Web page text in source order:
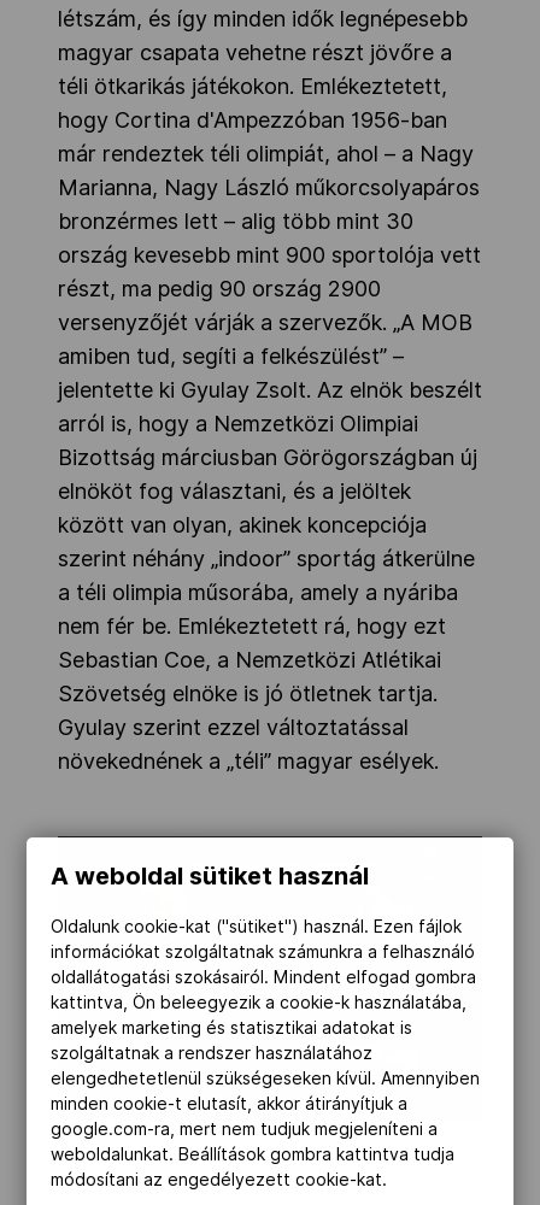
létszám, és így minden idők legnépesebb
magyar csapata vehetne részt jövőre a
téli ötkarikás játékokon. Emlékeztetett,
hogy Cortina d'Ampezzóban 1956-ban
már rendeztek téli olimpiát, ahol – a Nagy
Marianna, Nagy László műkorcsolyapáros
bronzérmes lett – alig több mint 30
ország kevesebb mint 900 sportolója vett
részt, ma pedig 90 ország 2900
versenyzőjét várják a szervezők. „A MOB
amiben tud, segíti a felkészülést” –
jelentette ki Gyulay Zsolt. Az elnök beszélt
arról is, hogy a Nemzetközi Olimpiai
Bizottság márciusban Görögországban új
elnököt fog választani, és a jelöltek
között van olyan, akinek koncepciója
szerint néhány „indoor” sportág átkerülne
a téli olimpia műsorába, amely a nyáriba
nem fér be. Emlékeztetett rá, hogy ezt
Sebastian Coe, a Nemzetközi Atlétikai
Szövetség elnöke is jó ötletnek tartja.
Gyulay szerint ezzel változtatással
növekednének a „téli” magyar esélyek.
MOB-Média/Szalmás Péter
A weboldal sütiket használ
Oldalunk cookie-kat ("sütiket") használ. Ezen fájlok
információkat szolgáltatnak számunkra a felhasználó
oldallátogatási szokásairól. Mindent elfogad gombra
kattintva, Ön beleegyezik a cookie-k használatába,
amelyek marketing és statisztikai adatokat is
szolgáltatnak a rendszer használatához
elengedhetetlenül szükségeseken kívül. Amennyiben
minden cookie-t elutasít, akkor átirányítjuk a
google.com-ra, mert nem tudjuk megjeleníteni a
weboldalunkat. Beállítások gombra kattintva tudja
módosítani az engedélyezett cookie-kat.